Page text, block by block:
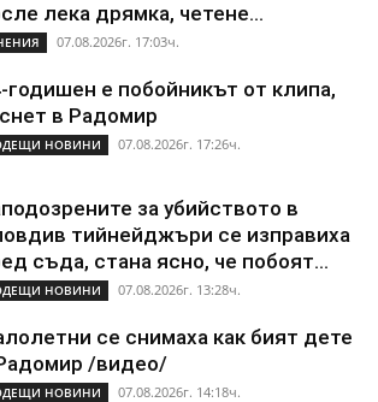
лека дрямка, четене...
07.08.2026г. 17:03ч.
годишен е побойникът от клипа,
в Радомир
НОВИНИ 07.08.2026г. 17:26ч.
за убийството в
тийнейджъри се изправиха
съда, стана ясно, че побоят...
НОВИНИ 07.08.2026г. 13:28ч.
се снимаха как бият дете
/видео/
НОВИНИ 07.08.2026г. 14:18ч.